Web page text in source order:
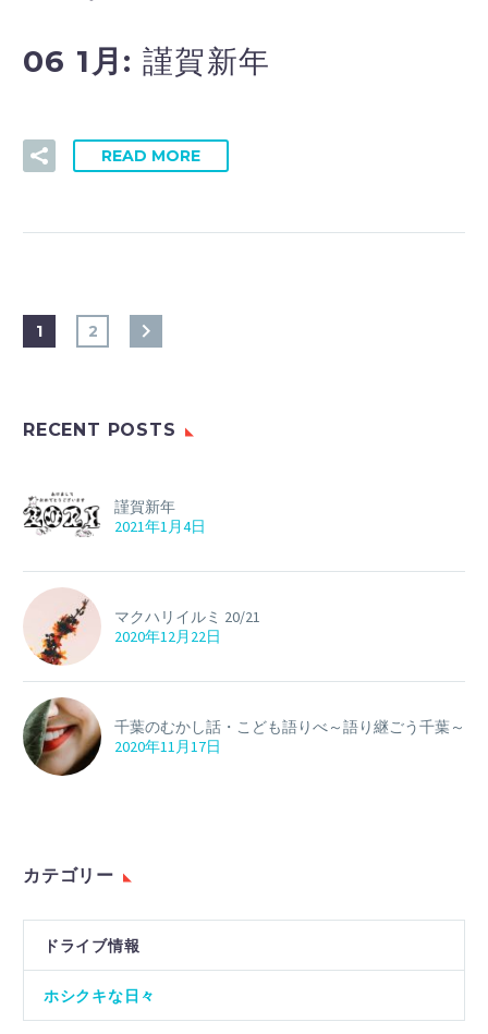
06 1月: 謹賀新年
READ MORE
1 2
RECENT POSTS
謹賀新年
2021年1月4日
マクハリイルミ 20/21
2020年12月22日
千葉のむかし話・こども語りべ～語り継ごう千葉～
2020年11月17日
カテゴリー
ドライブ情報
ホシクキな日々